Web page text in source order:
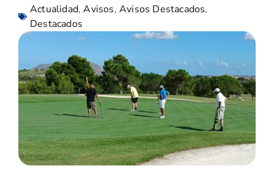
Actualidad,Avisos,Avisos Destacados,
Destacados